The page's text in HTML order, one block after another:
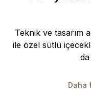
Teknik ve tasarım
ile özel sütlü
Daha